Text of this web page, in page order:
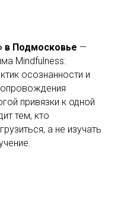
в Подмосковье —
Mindfulness:
осознанности и
привязки к одной
тем, кто
а не изучать